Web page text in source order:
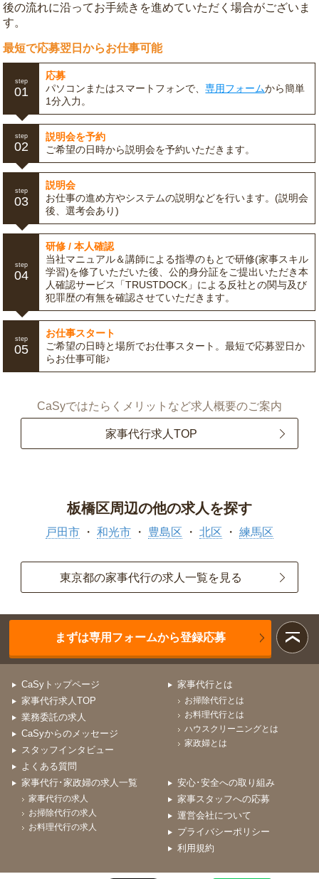
後の流れに沿ってお手続きを進めていただく場合がございま
す。
最短で応募翌日からお仕事可能
step
01
応募
パソコンまたはスマートフォンで、専用フォームから簡単
1分入力。
step
02
説明会を予約
ご希望の日時から説明会を予約いただきます。
step
03
説明会
お仕事の進め方やシステムの説明などを行います。(説明会
後、選考会あり)
step
04
研修 / 本人確認
当社マニュアル＆講師による指導のもとで研修(家事スキル
学習)を修了いただいた後、公的身分証をご提出いただき本
人確認サービス「TRUSTDOCK」による反社との関与及び
犯罪歴の有無を確認させていただきます。
step
05
お仕事スタート
ご希望の日時と場所でお仕事スタート。最短で応募翌日か
らお仕事可能♪
CaSyではたらくメリットなど求人概要のご案内
家事代行求人TOP
板橋区周辺の他の求人を探す
戸田市 和光市 豊島区 北区 練馬区
東京都の家事代行の求人一覧を見る
まずは専用フォームから登録応募
CaSyトップページ
家事代行求人TOP
業務委託の求人
CaSyからのメッセージ
スタッフインタビュー
よくある質問
家事代行とは
お掃除代行とは
お料理代行とは
ハウスクリーニングとは
家政婦とは
家事代行･家政婦の求人一覧
家事代行の求人
お掃除代行の求人
お料理代行の求人
安心･安全への取り組み
家事スタッフへの応募
運営会社について
プライバシーポリシー
利用規約